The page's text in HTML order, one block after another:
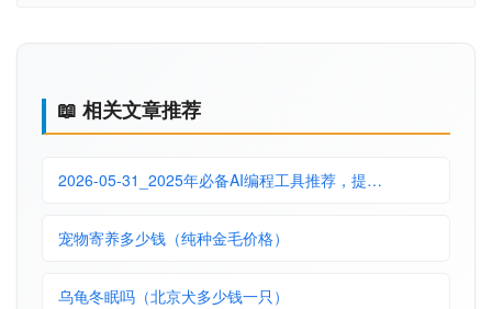
📖 相关文章推荐
2026-05-31_2025年必备AI编程工具推荐，提…
宠物寄养多少钱（纯种金毛价格）
乌龟冬眠吗（北京犬多少钱一只）